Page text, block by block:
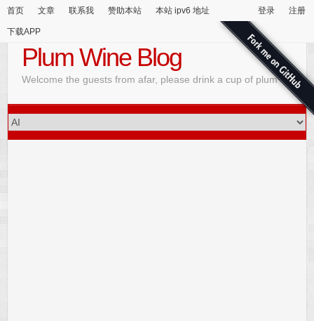
首页 文章 联系我 赞助本站 本站 ipv6 地址
下载APP
登录 注册
Plum Wine Blog
Welcome the guests from afar, please drink a cup of plum wine